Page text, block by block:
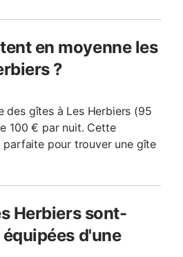
en moyenne les
?
des gîtes à Les Herbiers (95
100 € par nuit. Cette
pour trouver une gîte
Herbiers sont-
d'une